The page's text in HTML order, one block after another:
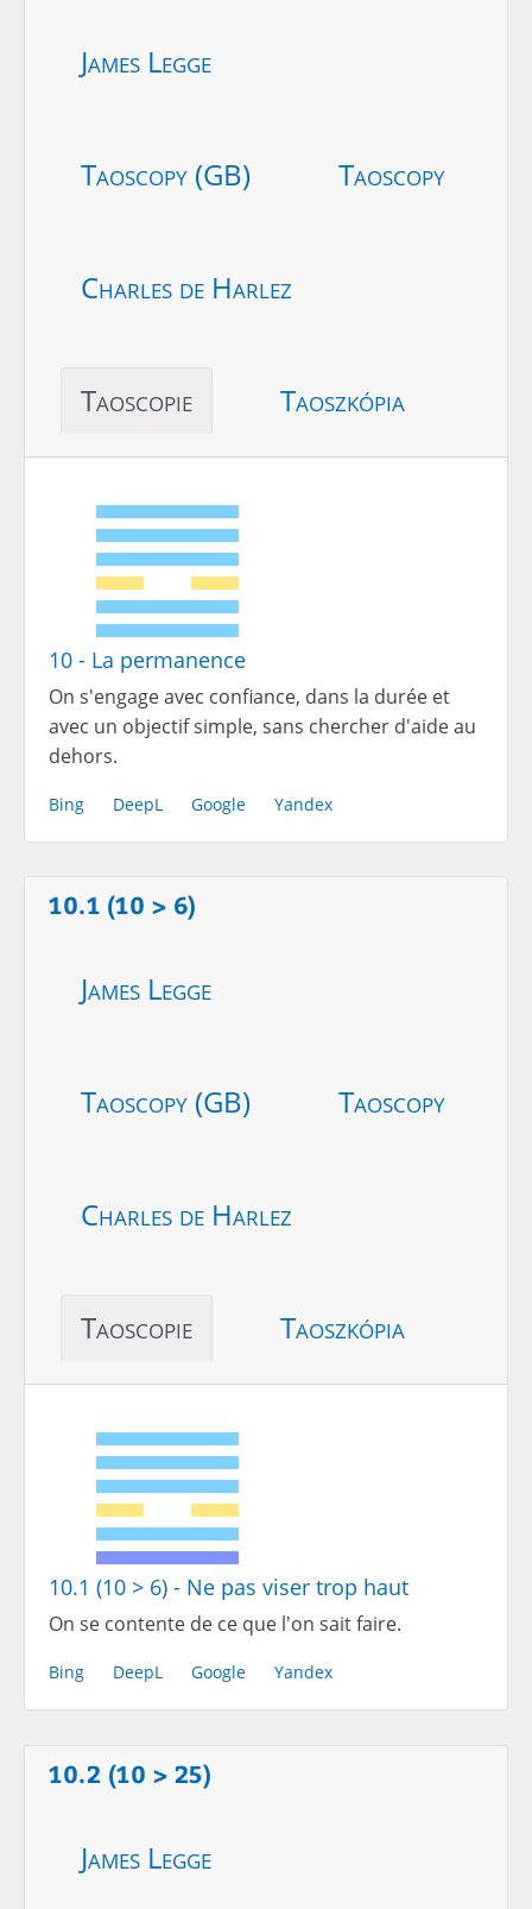
James Legge
Taoscopy (GB) Taoscopy
Charles de Harlez
Taoscopie Taoszkópia
10 - La permanence
On s'engage avec confiance, dans la durée et
avec un objectif simple, sans chercher d'aide au
dehors.
Bing DeepL Google Yandex
10.1 (10 > 6)
James Legge
Taoscopy (GB) Taoscopy
Charles de Harlez
Taoscopie Taoszkópia
10.1 (10 > 6) - Ne pas viser trop haut
On se contente de ce que l'on sait faire.
Bing DeepL Google Yandex
10.2 (10 > 25)
James Legge